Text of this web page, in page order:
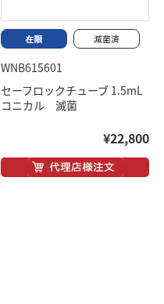
WNB615601
セーフロックチューブ 1.5mL
コニカル 滅菌
¥22,800